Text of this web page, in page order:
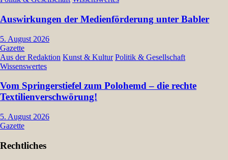
Auswirkungen der Medienförderung unter Babler
5. August 2026
Gazette
Aus der Redaktion Kunst & Kultur Politik & Gesellschaft
Wissenswertes
Vom Springerstiefel zum Polohemd – die rechte
Textilienverschwörung!
5. August 2026
Gazette
Rechtliches